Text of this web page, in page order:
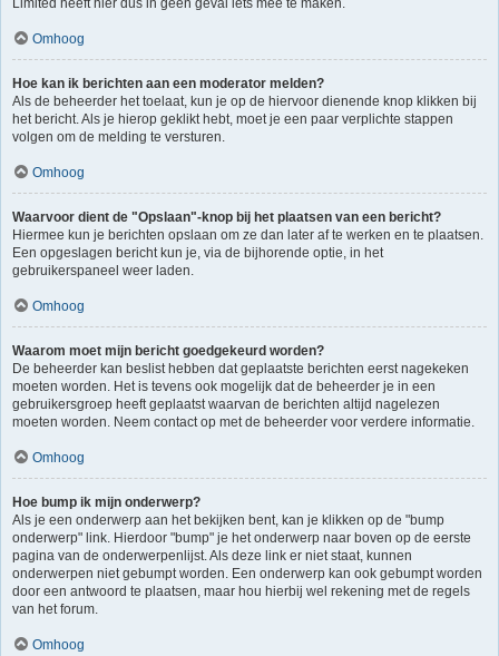
Limited heeft hier dus in geen geval iets mee te maken.
Omhoog
Hoe kan ik berichten aan een moderator melden?
Als de beheerder het toelaat, kun je op de hiervoor dienende knop klikken bij
het bericht. Als je hierop geklikt hebt, moet je een paar verplichte stappen
volgen om de melding te versturen.
Omhoog
Waarvoor dient de "Opslaan"-knop bij het plaatsen van een bericht?
Hiermee kun je berichten opslaan om ze dan later af te werken en te plaatsen.
Een opgeslagen bericht kun je, via de bijhorende optie, in het
gebruikerspaneel weer laden.
Omhoog
Waarom moet mijn bericht goedgekeurd worden?
De beheerder kan beslist hebben dat geplaatste berichten eerst nagekeken
moeten worden. Het is tevens ook mogelijk dat de beheerder je in een
gebruikersgroep heeft geplaatst waarvan de berichten altijd nagelezen
moeten worden. Neem contact op met de beheerder voor verdere informatie.
Omhoog
Hoe bump ik mijn onderwerp?
Als je een onderwerp aan het bekijken bent, kan je klikken op de "bump
onderwerp" link. Hierdoor "bump" je het onderwerp naar boven op de eerste
pagina van de onderwerpenlijst. Als deze link er niet staat, kunnen
onderwerpen niet gebumpt worden. Een onderwerp kan ook gebumpt worden
door een antwoord te plaatsen, maar hou hierbij wel rekening met de regels
van het forum.
Omhoog